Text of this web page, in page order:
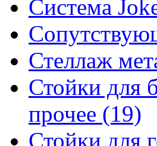
Система
Стеллаж
Стойки для
прочее (19)
Стойки для